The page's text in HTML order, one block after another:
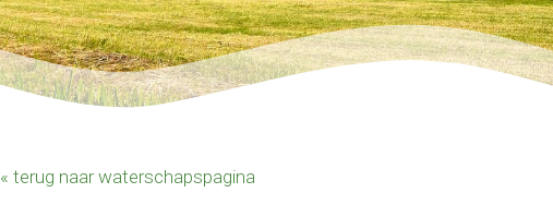
« terug naar waterschapspagina